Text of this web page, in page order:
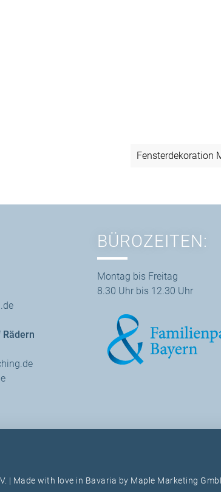
Fensterdekoration
BÜROZEITEN:
Montag bis Freitag
8.30 Uhr bis 12.30 Uhr
| Made with love in Bavaria by Maple Marketing